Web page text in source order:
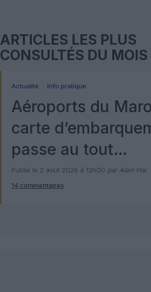
ARTICLES LES PLUS
CONSULTÉS DU MOIS
Actualité Info pratique
Aéroports du
carte
passe au tout
numérique avec
Check
Publié le 2 août 2026 à 12h00 par Alain Hai
14 commentaires